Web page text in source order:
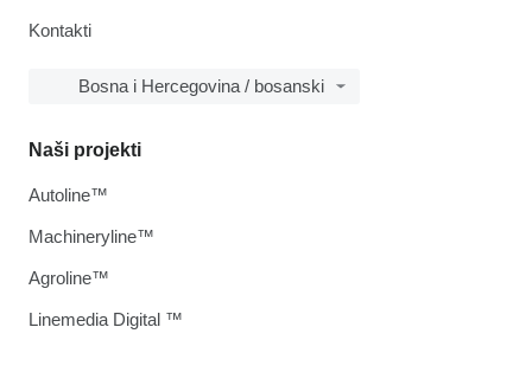
Kontakti
Bosna i Hercegovina / bosanski
Naši projekti
Autoline™
Machineryline™
Agroline™
Linemedia Digital ™